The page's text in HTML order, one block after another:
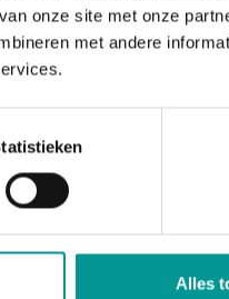
onze site met onze
met andere
Alles